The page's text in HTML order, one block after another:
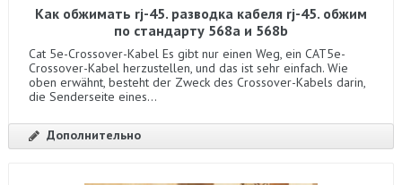
Как обжимать rj-45. разводка кабеля rj-45. обжим
по стандарту 568a и 568b
Cat 5e-Crossover-Kabel Es gibt nur einen Weg, ein CAT5e-
Crossover-Kabel herzustellen, und das ist sehr einfach. Wie
oben erwähnt, besteht der Zweck des Crossover-Kabels darin,
die Senderseite eines...
Дополнительно